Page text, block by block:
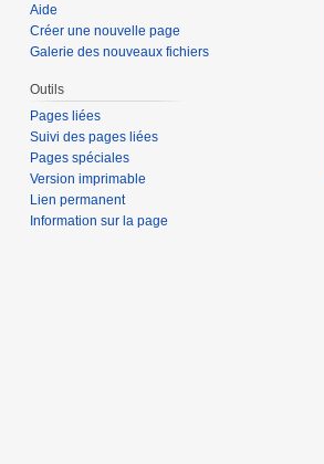
Aide
Créer une nouvelle page
Galerie des nouveaux fichiers
Outils
Pages liées
Suivi des pages liées
Pages spéciales
Version imprimable
Lien permanent
Information sur la page